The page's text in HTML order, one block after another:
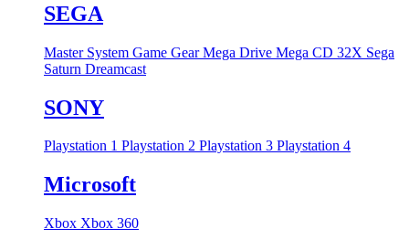
SEGA
Master System Game GearMega Drive Mega CD 32X Sega
Saturn Dreamcast
SONY
Playstation 1 Playstation 2 Playstation 3 Playstation 4
Microsoft
Xbox Xbox 360